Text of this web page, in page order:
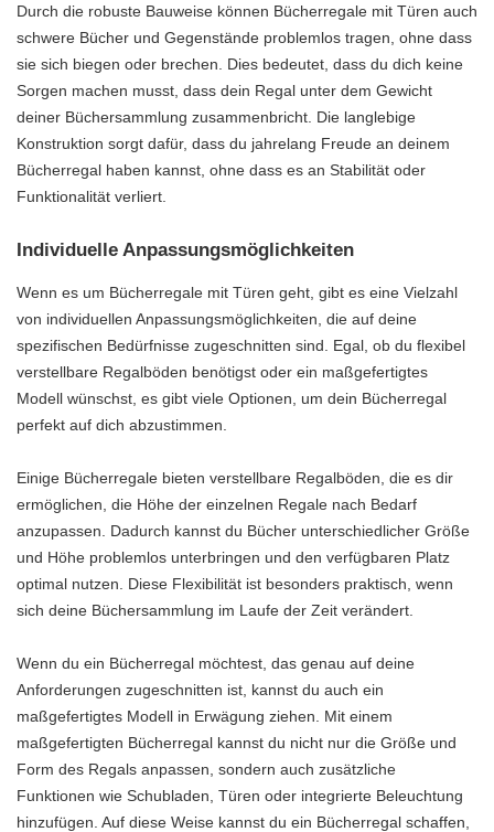
Durch die robuste Bauweise können Bücherregale mit Türen auch
schwere Bücher und Gegenstände problemlos tragen, ohne dass
sie sich biegen oder brechen. Dies bedeutet, dass du dich keine
Sorgen machen musst, dass dein Regal unter dem Gewicht
deiner Büchersammlung zusammenbricht. Die langlebige
Konstruktion sorgt dafür, dass du jahrelang Freude an deinem
Bücherregal haben kannst, ohne dass es an Stabilität oder
Funktionalität verliert.
Individuelle Anpassungsmöglichkeiten
Wenn es um Bücherregale mit Türen geht, gibt es eine Vielzahl
von individuellen Anpassungsmöglichkeiten, die auf deine
spezifischen Bedürfnisse zugeschnitten sind. Egal, ob du flexibel
verstellbare Regalböden benötigst oder ein maßgefertigtes
Modell wünschst, es gibt viele Optionen, um dein Bücherregal
perfekt auf dich abzustimmen.
Einige Bücherregale bieten verstellbare Regalböden, die es dir
ermöglichen, die Höhe der einzelnen Regale nach Bedarf
anzupassen. Dadurch kannst du Bücher unterschiedlicher Größe
und Höhe problemlos unterbringen und den verfügbaren Platz
optimal nutzen. Diese Flexibilität ist besonders praktisch, wenn
sich deine Büchersammlung im Laufe der Zeit verändert.
Wenn du ein Bücherregal möchtest, das genau auf deine
Anforderungen zugeschnitten ist, kannst du auch ein
maßgefertigtes Modell in Erwägung ziehen. Mit einem
maßgefertigten Bücherregal kannst du nicht nur die Größe und
Form des Regals anpassen, sondern auch zusätzliche
Funktionen wie Schubladen, Türen oder integrierte Beleuchtung
hinzufügen. Auf diese Weise kannst du ein Bücherregal schaffen,